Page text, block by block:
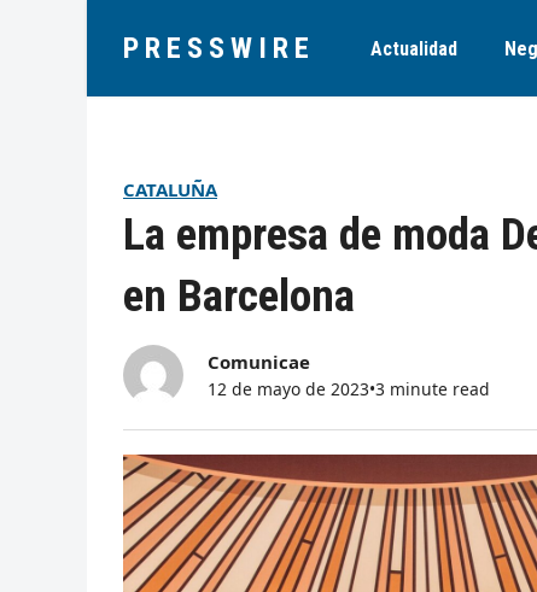
PRESSWIRE Actualidad
CATALUÑA
La empresa de moda
en Barcelona
Comunicae
12 de mayo de 2023•3 minute read